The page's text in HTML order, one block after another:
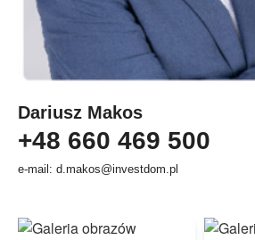
Dariusz Makos
+48 660 469 500
e-mail: d.makos@investdom.pl